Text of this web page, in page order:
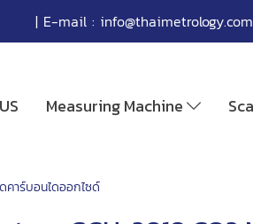
| E-mail : info@thaimetrology.com
Measuring Machine
คาร์บอนไดออกไซด์